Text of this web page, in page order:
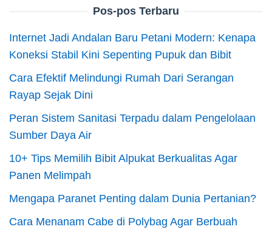
Pos-pos Terbaru
Internet Jadi Andalan Baru Petani Modern: Kenapa
Koneksi Stabil Kini Sepenting Pupuk dan Bibit
Cara Efektif Melindungi Rumah Dari Serangan
Rayap Sejak Dini
Peran Sistem Sanitasi Terpadu dalam Pengelolaan
Sumber Daya Air
10+ Tips Memilih Bibit Alpukat Berkualitas Agar
Panen Melimpah
Mengapa Paranet Penting dalam Dunia Pertanian?
Cara Menanam Cabe di Polybag Agar Berbuah